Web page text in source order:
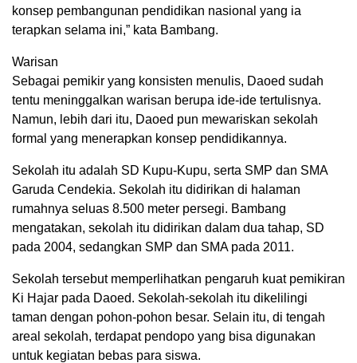
konsep pembangunan pendidikan nasional yang ia
terapkan selama ini,” kata Bambang.
Warisan
Sebagai pemikir yang konsisten menulis, Daoed sudah
tentu meninggalkan warisan berupa ide-ide tertulisnya.
Namun, lebih dari itu, Daoed pun mewariskan sekolah
formal yang menerapkan konsep pendidikannya.
Sekolah itu adalah SD Kupu-Kupu, serta SMP dan SMA
Garuda Cendekia. Sekolah itu didirikan di halaman
rumahnya seluas 8.500 meter persegi. Bambang
mengatakan, sekolah itu didirikan dalam dua tahap, SD
pada 2004, sedangkan SMP dan SMA pada 2011.
Sekolah tersebut memperlihatkan pengaruh kuat pemikiran
Ki Hajar pada Daoed. Sekolah-sekolah itu dikelilingi
taman dengan pohon-pohon besar. Selain itu, di tengah
areal sekolah, terdapat pendopo yang bisa digunakan
untuk kegiatan bebas para siswa.